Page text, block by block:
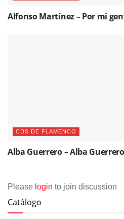
Alfonso Martínez – Por mi
CDS DE FLAMENCO
Alba Guerrero – Alba
Please login to join discussion
Catálogo